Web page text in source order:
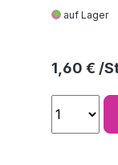
auf Lager
Regulärer
1,60 €